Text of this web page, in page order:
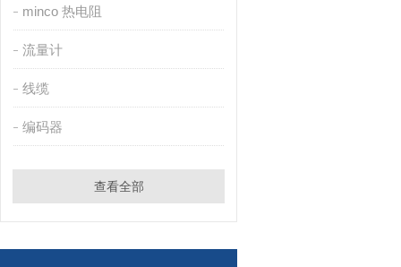
minco 热电阻
流量计
线缆
编码器
查看全部